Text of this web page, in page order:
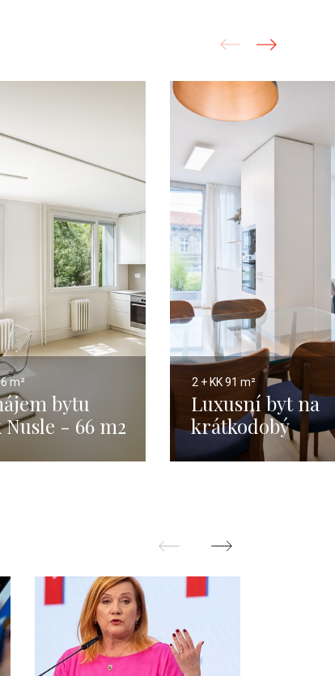
m²
bytu
Nusle - 66 m2
2 + KK91 m²
Luxusní byt na
krátkodobý
pronájem,